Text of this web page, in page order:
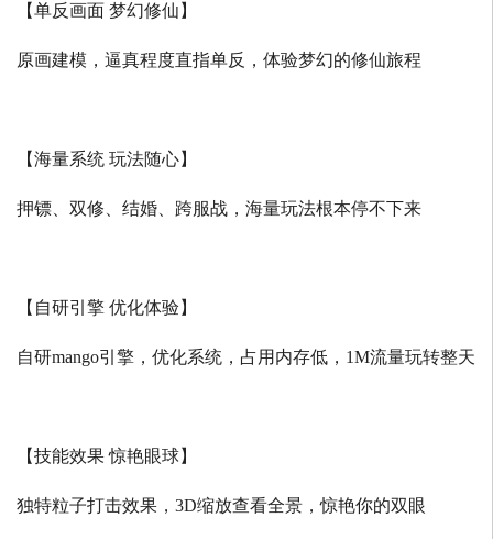
【单反画面 梦幻修仙】
原画建模，逼真程度直指单反，体验梦幻的修仙旅程
【海量系统 玩法随心】
押镖、双修、结婚、跨服战，海量玩法根本停不下来
【自研引擎 优化体验】
自研mango引擎，优化系统，占用内存低， 1M流量玩转整天
【技能效果 惊艳眼球】
独特粒子打击效果， 3D缩放查看全景，惊艳你的双眼